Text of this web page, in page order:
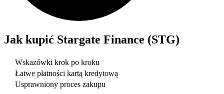
Jak kupić Stargate Finance (STG)
Wskazówki krok po kroku
Łatwe płatności kartą kredytową
Usprawniony proces zakupu